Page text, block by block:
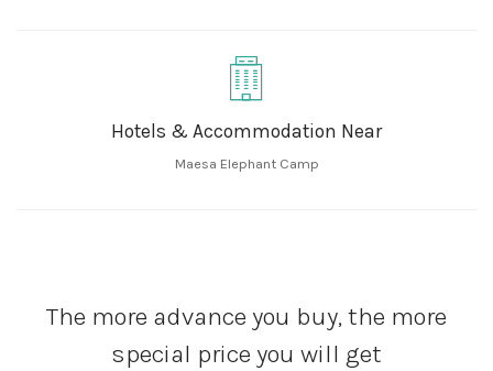
Hotels & Accommodation Near
Maesa Elephant Camp
The more advance you buy, the more
special price you will get